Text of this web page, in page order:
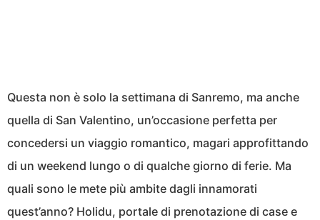
Questa non è solo la settimana di Sanremo, ma anche
quella di San Valentino, un’occasione perfetta per
concedersi un viaggio romantico, magari approfittando
di un weekend lungo o di qualche giorno di ferie. Ma
quali sono le mete più ambite dagli innamorati
quest’anno? Holidu, portale di prenotazione di case e